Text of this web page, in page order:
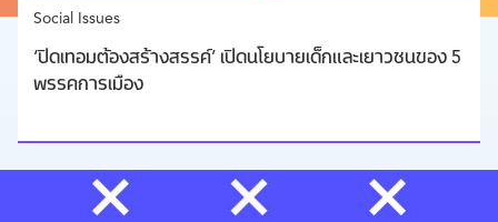
Social Issues
‘ปิดเทอมต้องสร้างสรรค์’ เปิดนโยบายเด็กและเยาวชนของ 5
พรรคการเมือง